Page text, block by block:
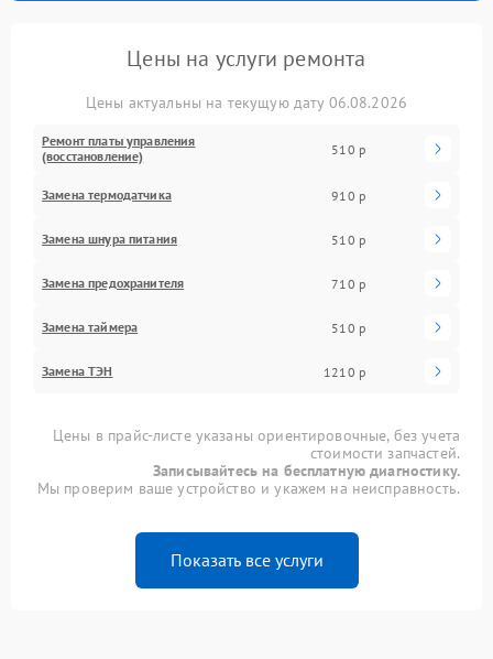
Цены на услуги ремонта
Цены актуальны на текущую дату 06.08.2026
Ремонт платы управления
(восстановление)
510 р
Замена термодатчика 910 р
Замена шнура питания 510 р
Замена предохранителя 710 р
Замена таймера 510 р
Замена ТЭН 1210 р
Цены в прайс-листе указаны ориентировочные, без учета
стоимости запчастей.
Записывайтесь на бесплатную диагностику.
Мы проверим ваше устройство и укажем на неисправность.
Показать все услуги